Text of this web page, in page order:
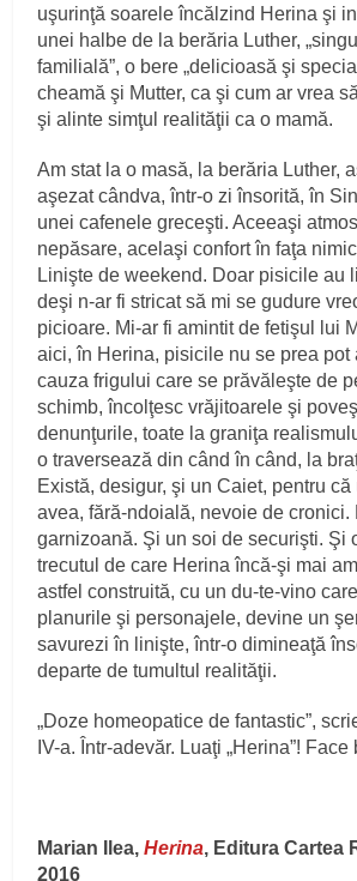
uşurinţă soarele încălzind Herina şi
unei halbe de la berăria Luther,
familială”, o bere „delicioasă şi
cheamă şi Mutter, ca şi cum ar vrea
şi alinte simţul realităţii ca o mamă.
Am stat la o masă, la berăria Luther,
aşezat cândva, într-o zi însorită, în
unei cafenele greceşti. Aceeaşi
nepăsare, acelaşi confort în faţa
Linişte de weekend. Doar pisicile au
deşi n-ar fi stricat să mi se gudure
picioare. Mi-ar fi amintit de fetişul lui
aici, în Herina, pisicile nu se prea pot
cauza frigului care se prăvăleşte de
schimb, încolţesc vrăjitoarele şi
denunţurile, toate la graniţa
o traversează din când în când, la
Există, desigur, şi un Caiet, pentru
avea, fără-ndoială, nevoie de cronici.
garnizoană. Şi un soi de securişti. Şi
trecutul de care Herina încă-şi mai
astfel construită, cu un du-te-vino
planurile şi personajele, devine un
savurezi în linişte, într-o dimineaţă
departe de tumultul realităţii.
„Doze homeopatice de fantastic”,
IV-a. Într-adevăr. Luaţi „Herina”!
Marian Ilea,Herina, Editura Cartea
2016